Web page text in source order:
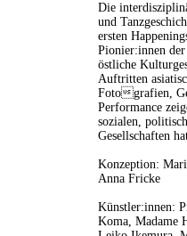
Die
und
ersten
Pionier:innen
östliche
Auftritten
Fotografien,
Performance
sozialen,
Gesellschaften
Konzeption:
Anna Fricke
Künstler:innen:
Koma, Madame